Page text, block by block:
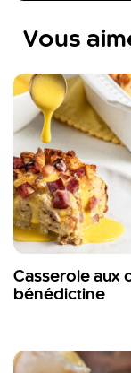
Vous
Casserole aux
bénédictine